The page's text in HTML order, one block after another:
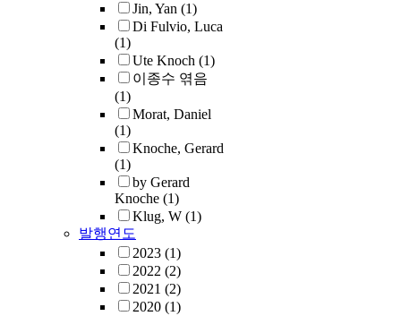
Jin, Yan (1)
Di Fulvio, Luca
(1)
Ute Knoch (1)
이종수 엮음
(1)
Morat, Daniel
(1)
Knoche, Gerard
(1)
by Gerard
Knoche (1)
Klug, W (1)
발행연도
2023 (1)
2022 (2)
2021 (2)
2020 (1)